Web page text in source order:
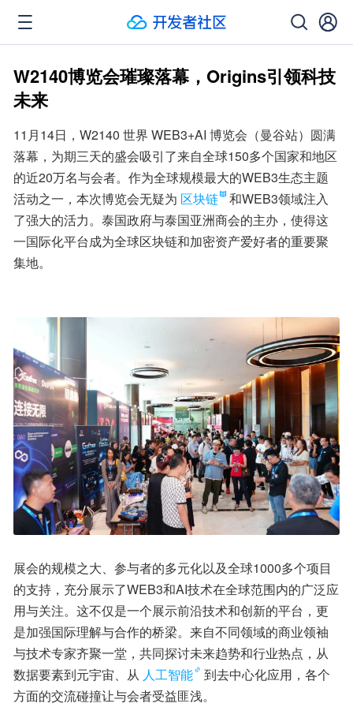
W2140博览会璀璨落幕，Origins引领科技
未来
11月14日，W2140 世界 WEB3+AI 博览会（曼谷站）圆满
落幕，为期三天的盛会吸引了来自全球150多个国家和地区
的近20万名与会者。作为全球规模最大的WEB3生态主题
活动之一，本次博览会无疑为 区块链
和WEB3领域注入
了强大的活力。泰国政府与泰国亚洲商会的主办，使得这
一国际化平台成为全球区块链和加密资产爱好者的重要聚
集地。
展会的规模之大、参与者的多元化以及全球1000多个项目
的支持，充分展示了WEB3和AI技术在全球范围内的广泛应
用与关注。这不仅是一个展示前沿技术和创新的平台，更
是加强国际理解与合作的桥梁。来自不同领域的商业领袖
与技术专家齐聚一堂，共同探讨未来趋势和行业热点，从
数据要素到元宇宙、从 人工智能
到去中心化应用，各个
方面的交流碰撞让与会者受益匪浅。